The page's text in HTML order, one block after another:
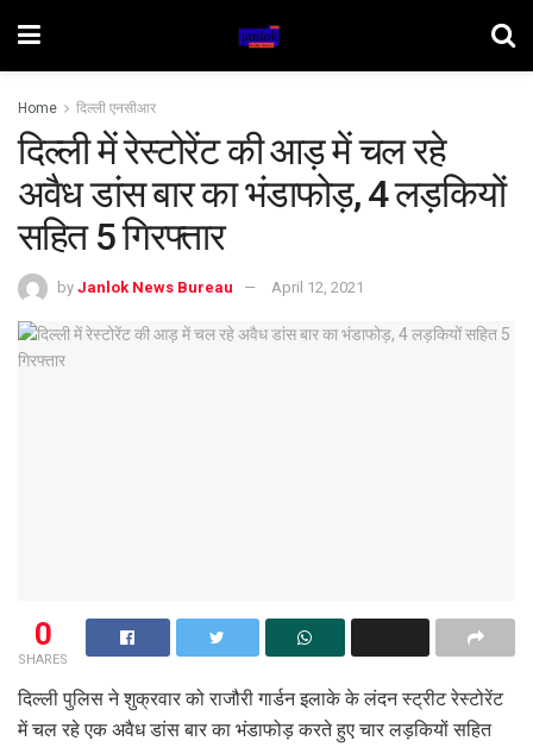
Home दिल्ली एनसीआर
दिल्ली में रेस्टोरेंट की आड़ में चल रहे
अवैध डांस बार का भंडाफोड़, 4 लड़कियों
सहित 5 गिरफ्तार
by Janlok News Bureau April 12, 2021
0
SHARES
दिल्ली पुलिस ने शुक्रवार को राजौरी गार्डन इलाके के लंदन स्ट्रीट रेस्टोरेंट
में चल रहे एक अवैध डांस बार का भंडाफोड़ करते हुए चार लड़कियों सहित